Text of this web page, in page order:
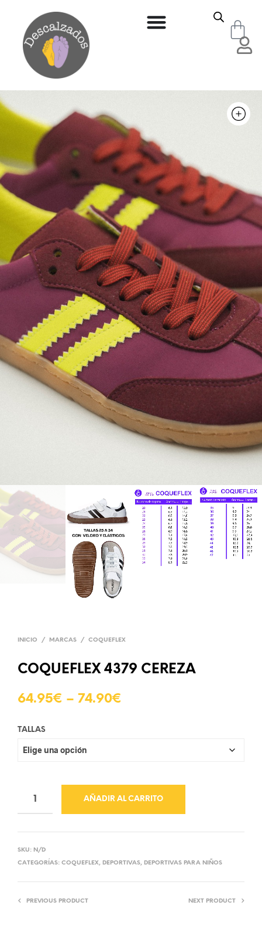
INICIO / MARCAS / COQUEFLEX
COQUEFLEX 4379 CEREZA
64.95€ – 74.90€
TALLAS
AÑADIR AL CARRITO
SKU: N/D
CATEGORÍAS: COQUEFLEX, DEPORTIVAS, DEPORTIVAS PARA NIÑOS
PREVIOUS PRODUCT NEXT PRODUCT